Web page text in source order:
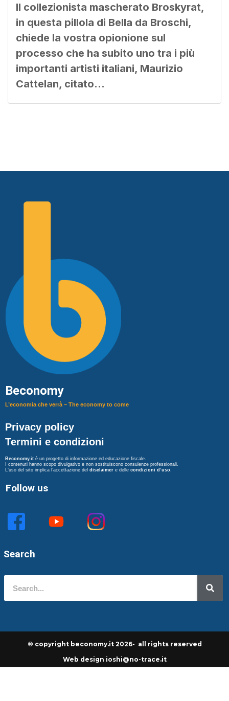
Il collezionista mascherato Broskyrat,
in questa pillola di Bella da Broschi,
chiede la vostra opionione sul
processo che ha subito uno tra i più
importanti artisti italiani, Maurizio
Cattelan, citato…
Beconomy
L’economia che verrà – The economy to come
Privacy policy
Termini e condizioni
Beconomy.it è un progetto di informazione ed educazione fiscale.
I contenuti hanno scopo divulgativo e non sostituiscono consulenze professionali.
L’uso del sito implica l’accettazione del disclaimer e delle condizioni d’uso.
Follow us
Search
© copyright beconomy.it 2026- all rights reserved
Web design ioshi@no-trace.it